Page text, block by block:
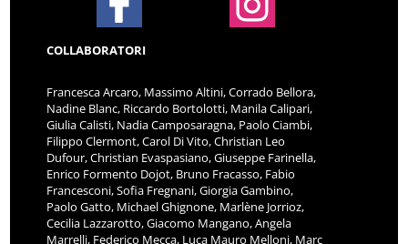
COLLABORATORI
Francesca Arcaro, Massimo Altini, Corrado Bellora,
Nadine Blanc, Riccardo Bortolotti, Manila Calipari,
Giulia Calisti, Nadia Camposaragna, Paolo Ciambi,
Filippo Clermont, Carol Di Vito, Christian Leo
Dufour, Christian Evaspasiano, Giuseppe Farinella,
Enrico Formento Dojot, Bruno Fracasso, Fabio
Francesconi, Sofia Fregnani, Giorgia Gambino,
Paolo Gatto, Michael Ghignone, Marlène Jorrioz,
Cecilia Lazzarotto, Giacomo Mangano, Angela
Marrelli, Federico Mecca, Luca Mauro Melloni, Marc